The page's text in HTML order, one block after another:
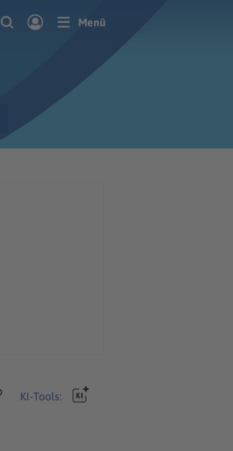
Menü
KI-Tools: